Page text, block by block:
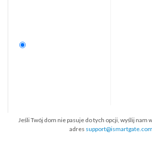
Jeśli Twój dom nie pasuje do tych opcji, wyślij nam
adres support@ismartgate.com